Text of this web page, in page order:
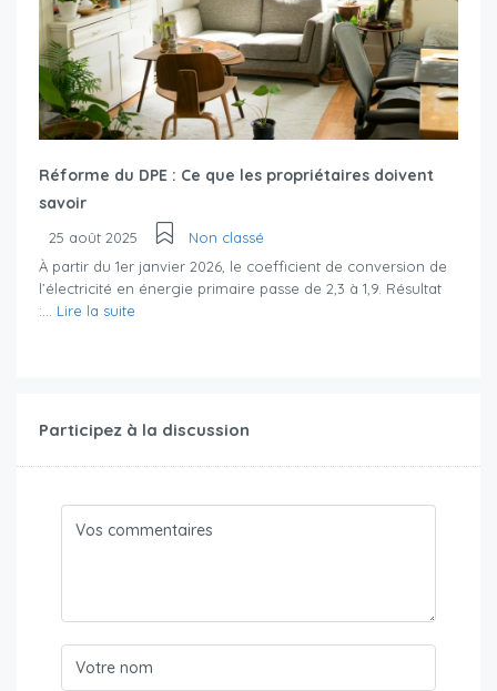
Réforme du DPE : Ce que les propriétaires doivent
savoir
25 août 2025
Non classé
À partir du 1er janvier 2026, le coefficient de conversion de
l’électricité en énergie primaire passe de 2,3 à 1,9. Résultat
:... Lire la suite
Participez à la discussion